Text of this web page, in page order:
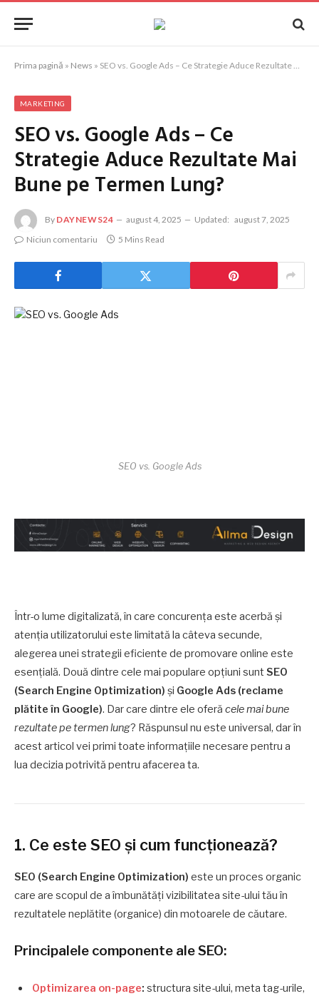
Prima pagină » News » SEO vs. Google Ads – Ce Strategie Aduce Rezultate Mai Bune pe Termen Lung?
MARKETING
SEO vs. Google Ads – Ce
Strategie Aduce Rezultate Mai
Bune pe Termen Lung?
By DAYNEWS24 august 4, 2025 Updated: august 7, 2025
Niciun comentariu
5 Mins Read
SEO vs. Google Ads
Într-o lume digitalizată, în care concurența este acerbă și
atenția utilizatorului este limitată la câteva secunde,
alegerea unei strategii eficiente de promovare online este
esențială. Două dintre cele mai populare opțiuni sunt SEO
(Search Engine Optimization) și Google Ads (reclame
plătite în Google). Dar care dintre ele oferă cele mai bune
rezultate pe termen lung? Răspunsul nu este universal, dar în
acest articol vei primi toate informațiile necesare pentru a
lua decizia potrivită pentru afacerea ta.
1. Ce este SEO și cum funcționează?
SEO (Search Engine Optimization) este un proces organic
care are scopul de a îmbunătăți vizibilitatea site-ului tău în
rezultatele neplătite (organice) din motoarele de căutare.
Principalele componente ale SEO:
Optimizarea on-page: structura site-ului, meta tag-urile,